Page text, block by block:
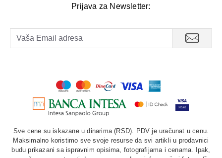
Prijava za Newsletter:
Sve cene su iskazane u dinarima (RSD). PDV je uračunat u cenu.
Maksimalno koristimo sve svoje resurse da svi artikli u prodavnici
budu prikazani sa ispravnim opisima, fotografijama i cenama. Ipak,